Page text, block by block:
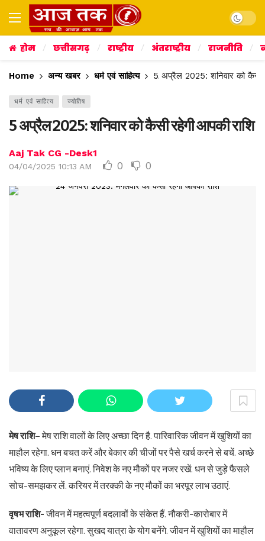
Dark
होम छत्तीसगढ़ राष्ट्रीय अंतराष्ट्रीय राजनीति
Home अन्य खबर धर्म एवं साहित्य 5 अप्रैल 2025: शनिवार को कैसी
धर्म एवं साहित्य ज्योतिष
5 अप्रैल 2025: शनिवार को कैसी रहेगी आपकी राशि
Aaj Tak CG -Desk1
04/04/2025 10:13 AM 0 0
मेष राशि– मेष राशि वालों के लिए अच्छा दिन है. पारिवारिक जीवन में खुशियों का
माहौल रहेगा. धन बचत करें और बेकार की चीजों पर पैसे खर्च करने से बचें. अच्छे
भविष्य के लिए प्लान बनाएं. निवेश के नए मौकों पर नजर रखें. धन से जुड़े फैसले
सोच-समझकर लें. करियर में तरक्की के नए मौकों का भरपूर लाभ उठाएं.
वृषभ राशि-जीवन में महत्वपूर्ण बदलावों के संकेत हैं. नौकरी-कारोबार में
वातावरण अनुकूल रहेगा. सुखद यात्रा के योग बनेंगे. जीवन में खुशियों का माहौल